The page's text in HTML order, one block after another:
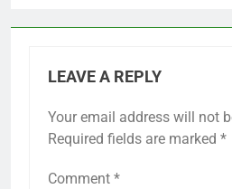
LEAVE A REPLY
Your email address will not
Required fields are marked *
Comment *